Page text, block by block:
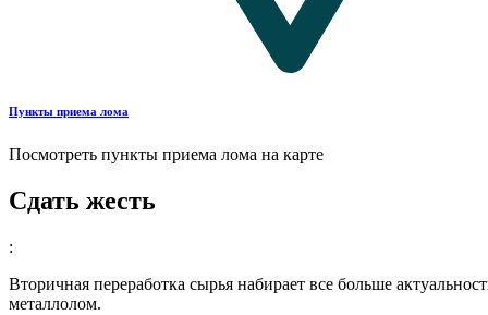
Пункты приема лома
Посмотреть пункты приема лома на карте
Сдать жесть
:
Вторичная переработка сырья набирает все больше
металлолом.